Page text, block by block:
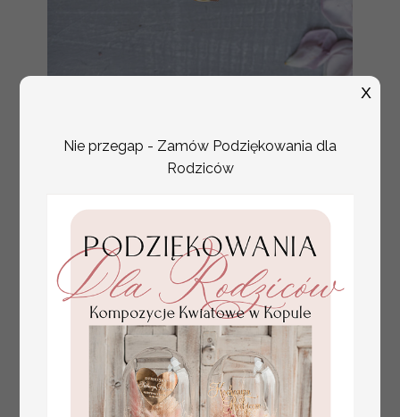
unikatowe podziękowania dla gości,
8.00 PLN
ślubne podziękowania gościom do
wyboru kawa lub herbata
3.50 PLN
Nie przegap - Zamów Podziękowania dla
Rodziców
X